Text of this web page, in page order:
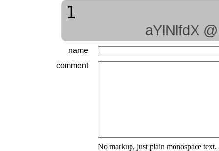
1
aYlNlfdX
name
comment
No markup, just plain monospace